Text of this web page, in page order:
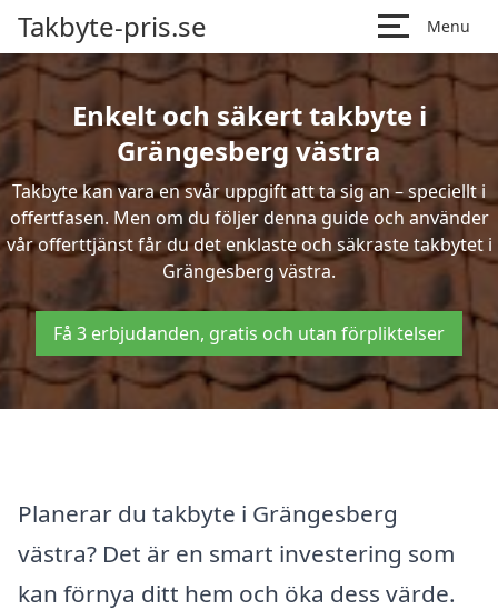
Takbyte-pris.se Menu
Enkelt och säkert takbyte i
Grängesberg västra
Takbyte kan vara en svår uppgift att ta sig an – speciellt i
offertfasen. Men om du följer denna guide och använder
vår offerttjänst får du det enklaste och säkraste takbytet i
Grängesberg västra.
Få 3 erbjudanden, gratis och utan förpliktelser
Planerar du takbyte i Grängesberg
västra? Det är en smart investering som
kan förnya ditt hem och öka dess värde.